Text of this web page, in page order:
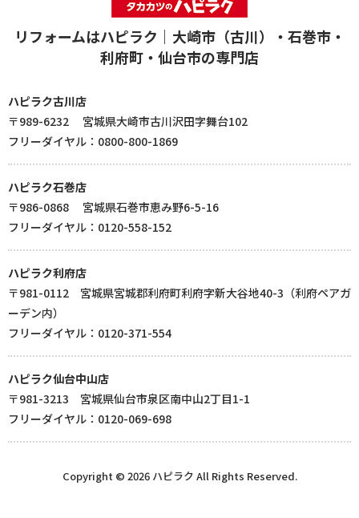
リフォームはハピラク｜大崎市（古川）・石巻市・
利府町・仙台市の専門店
ハピラク古川店
〒989-6232 宮城県大崎市古川沢田字舞台102
フリーダイヤル：0800-800-1869
ハピラク石巻店
〒986-0868 宮城県石巻市恵み野6-5-16
フリーダイヤル：0120-558-152
ハピラク利府店
〒981-0112 宮城県宮城郡利府町利府字新大谷地40-3（利府ペアガ
ーデン内）
フリーダイヤル：0120-371-554
ハピラク仙台中山店
〒981-3213 宮城県仙台市泉区南中山2丁目1-1
フリーダイヤル：0120-069-698
Copyright © 2026 ハピラク All Rights Reserved.